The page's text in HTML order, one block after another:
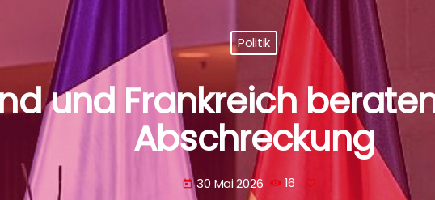
Politik
und Frankreich
Abschreckung
today 30 Mai 2026 16